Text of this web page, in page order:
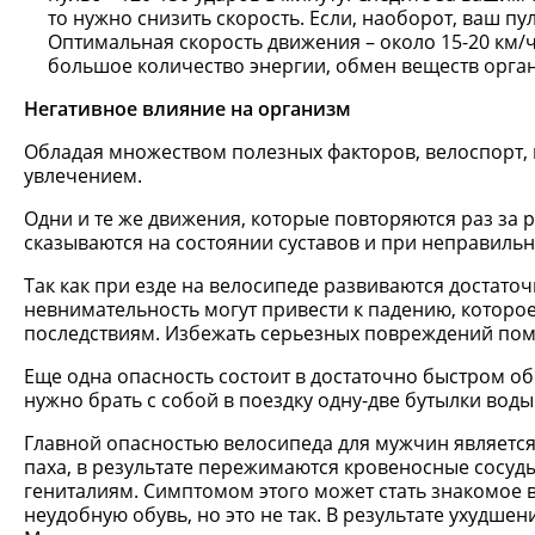
то нужно снизить скорость. Если, наоборот, ваш
Оптимальная скорость движения – около 15-20 км/
большое количество энергии, обмен веществ
Негативное влияние на организм
Обладая множеством полезных факторов, велоспорт,
увлечением.
Одни и те же движения, которые повторяются раз
сказываются на состоянии суставов и при
Так как при езде на велосипеде развиваются
невнимательность могут привести к падению,
последствиям. Избежать серьезных повреждений
Еще одна опасность состоит в достаточно
нужно брать с собой в поездку одну-две бутылки
Главной опасностью велосипеда для мужчин
паха, в результате пережимаются кровеносные
гениталиям. Симптомом этого может стать
неудобную обувь, но это не так. В результате